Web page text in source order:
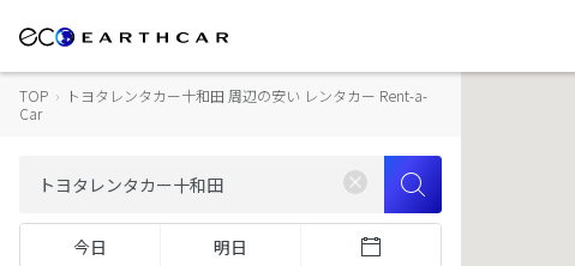
TOP › トヨタレンタカー十和田 周辺の安い レンタカー Rent-a-
Car
今日 明日